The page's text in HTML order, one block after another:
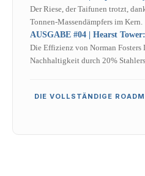
Der Riese, der Taifunen trotzt,
Tonnen-Massendämpfers im Kern.
AUSGABE #04 | Hearst
Die Effizienz von Norman Fosters
Nachhaltigkeit durch 20%
DIE VOLLSTÄNDIGE